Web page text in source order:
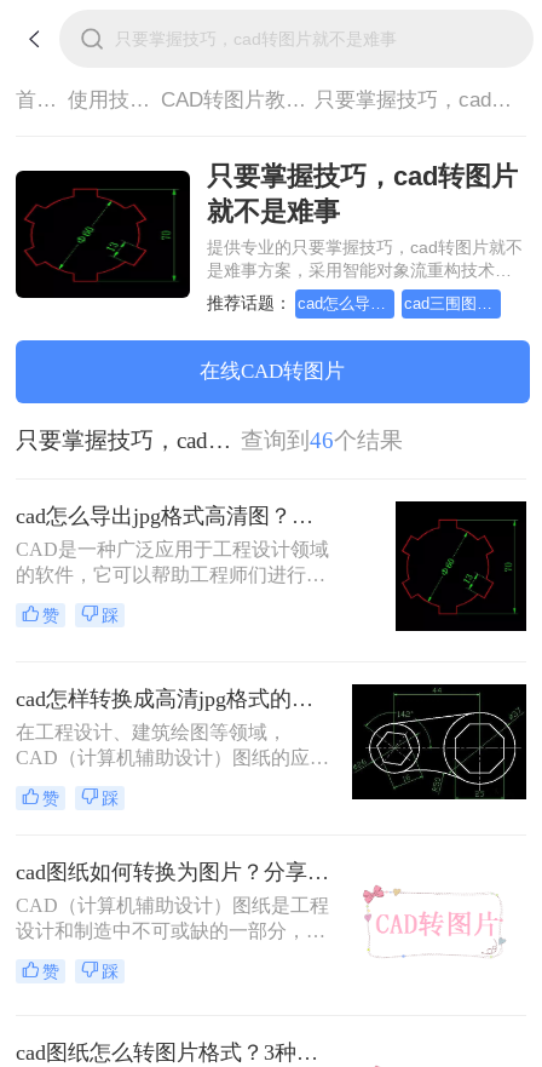
首页> 使用技巧> CAD转图片教程> 只要掌握技巧，cad转图片就不是难事
只要掌握技巧，cad转图片
就不是难事
提供专业的只要掌握技巧，cad转图片就不
是难事方案，采用智能对象流重构技术，
确保文档1:1高保真还原且排版不乱码。支
持一键批量处理，全链路 SSL 加密保障隐
私安全。助您快速实现只要掌握技巧，cad
转图片就不是难事，无需安装，高效办
公。
推荐话题：
在线CAD转图片
只要掌握技巧，cad转图片就不是难事 查询到 46个结果
cad怎么导出jpg格式高清图？教你四种方法！
CAD是一种广泛应用于工程设计领域
的软件，它可以帮助工程师们进行三
维建模和图形设计。然而，有时候我
们需要将CAD设计导出为高清的图像
绍四种简单而有效的方法来实现这一
目标。
赞 踩
cad怎样转换成高清jpg格式的图片？这3个方法了解一下
在工程设计、建筑绘图等领域，
CAD（计算机辅助设计）图纸的应用
极为广泛。然而，在某些情况下，我
们可能需要将CAD文件转换成高清
交媒体、报告等场合进行分享和展
示。那么cad怎样转换成高清jpg格式
的图片呢？本文将介绍三种将CAD转
换成高清JPG格式图片的方法。
赞 踩
cad图纸如何转换为图片？分享二种高效的转换方法！
CAD（计算机辅助设计）图纸是工程
设计和制造中不可或缺的一部分，而
将其转换为图片格式则便于分享、查
看和打印。那么cad图纸如何转换为图
赞 踩
cad图纸怎么转图片格式？3种简单实用的方法分享！